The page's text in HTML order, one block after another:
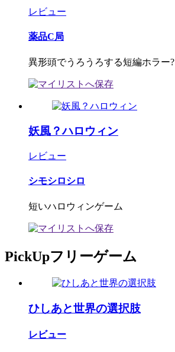
レビュー
薬品C局
異形頭でうろうろする短編ホラー?
妖風？ハロウィン
レビュー
シモシロシロ
短いハロウィンゲーム
PickUpフリーゲーム
ひしあと世界の選択肢
レビュー